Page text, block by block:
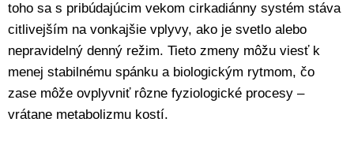
toho sa s pribúdajúcim vekom cirkadiánny systém stáva
citlivejším na vonkajšie vplyvy, ako je svetlo alebo
nepravidelný denný režim. Tieto zmeny môžu viesť k
menej stabilnému spánku a biologickým rytmom, čo
zase môže ovplyvniť rôzne fyziologické procesy –
vrátane metabolizmu kostí.